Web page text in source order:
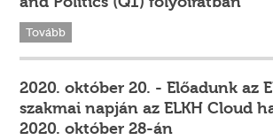
Tovább
2020. október 20. - Előadunk az
szakmai napján az ELKH Cloud
2020. október 28-án